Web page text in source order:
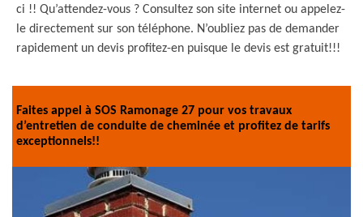
ci !! Qu’attendez-vous ? Consultez son site internet ou appelez-
le directement sur son téléphone. N’oubliez pas de demander
rapidement un devis profitez-en puisque le devis est gratuit!!!
Faites appel à SOS Ramonage 27 pour vos travaux
d’entretien de conduite de cheminée et profitez de tarifs
exceptionnels!!